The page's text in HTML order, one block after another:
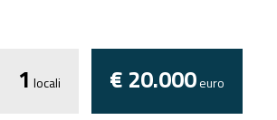
1 locali € 20.000euro
preso visione dell'informativa.
con * sono obbligatori!